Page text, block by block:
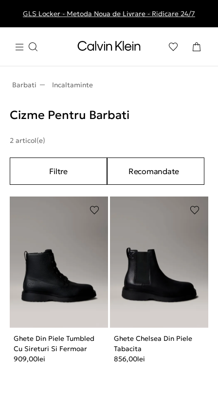
Livrare gratuita la comenzile de peste 250 RON
GLS Locker - Metoda Noua de Livrare - Ridicare 24/7
Barbati Incaltaminte
Cizme Pentru Barbati
2 articol(e)
Filtre Recomandate
Ghete Din Piele Tumbled
Cu Sireturi Si Fermoar
909,00lei
Ghete Chelsea Din Piele
Tabacita
856,00lei